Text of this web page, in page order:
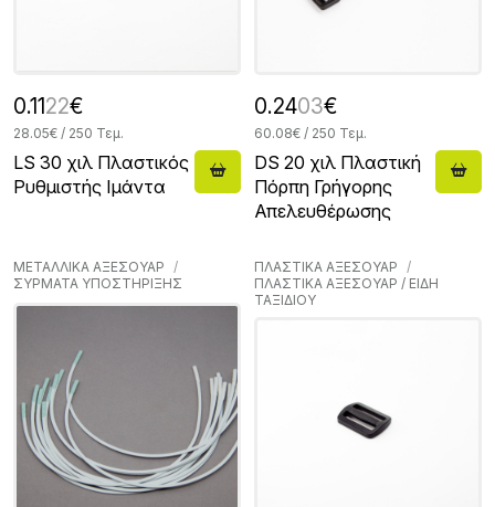
0.1122€
28.05€ / 250 Τεμ.
LS 30 χιλ Πλαστικός
Ρυθμιστής Ιμάντα
0.2403€
60.08€ / 250 Τεμ.
DS 20 χιλ Πλαστική
Πόρπη Γρήγορης
Απελευθέρωσης
ΜΕΤΑΛΛΙΚΑ ΑΞΕΣΟΥΑΡ
ΣΥΡΜΑΤΑ ΥΠΟΣΤΗΡΙΞΗΣ
ΠΛΑΣΤΙΚΑ ΑΞΕΣΟΥΑΡ
ΠΛΑΣΤΙΚΑ ΑΞΕΣΟΥΑΡ / ΕΙΔΗ
ΤΑΞΙΔΙΟΥ